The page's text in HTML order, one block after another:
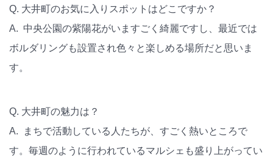
Q. 大井町のお気に入りスポットはどこですか？
A. 中央公園の紫陽花がいますごく綺麗ですし、最近では
ボルダリングも設置され色々と楽しめる場所だと思いま
す。
Q. 大井町の魅力は？
A. まちで活動している人たちが、すごく熱いところで
す。毎週のように行われているマルシェも盛り上がってい